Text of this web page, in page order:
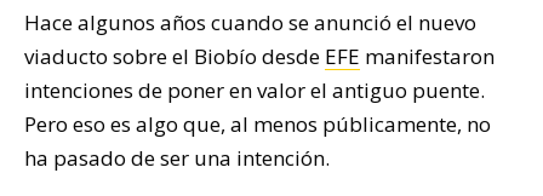
Hace algunos años cuando se anunció el nuevo
viaducto sobre el Biobío desde EFE manifestaron
intenciones de poner en valor el antiguo puente.
Pero eso es algo que, al menos públicamente, no
ha pasado de ser una intención.